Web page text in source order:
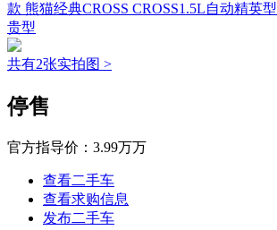
款 熊猫经典CROSS CROSS1.5L自动精英型
贵型
共有2张实拍图 >
停售
官方指导价： 3.99万万
查看二手车
查看求购信息
发布二手车